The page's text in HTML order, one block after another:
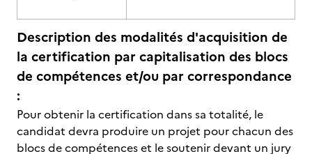
Description des modalités d'acquisition de
la certification par capitalisation des blocs
de compétences et/ou par correspondance
:
Pour obtenir la certification dans sa totalité, le
candidat devra produire un projet pour chacun des
blocs de compétences et le soutenir devant un jury